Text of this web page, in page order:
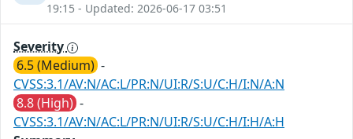
19:15 - Updated: 2026-06-17 03:51
Severity
6.5 (Medium) -
CVSS:3.1/AV:N/AC:L/PR:N/UI:R/S:U/C:H/I:N/A:N
8.8 (High) -
CVSS:3.1/AV:N/AC:L/PR:N/UI:R/S:U/C:H/I:H/A:H